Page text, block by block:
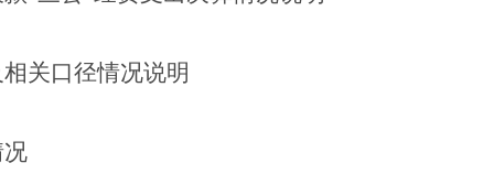
关口径情况说明